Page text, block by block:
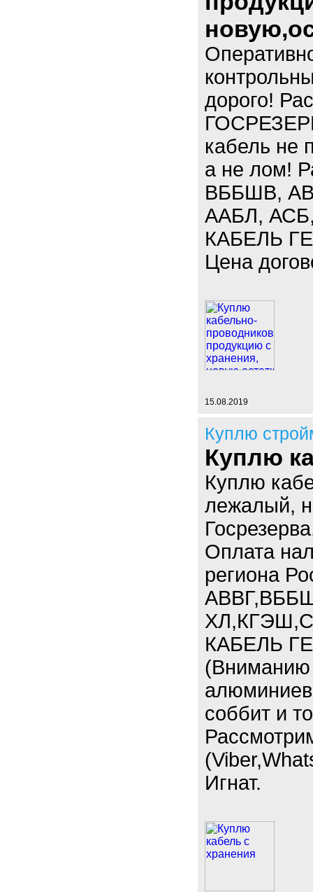
дорого!
кабель не
а не лом!
ВББШВ,
ААБЛ,
КАБЕЛЬ
Цена
15.08.2019
Куплю
Куплю
Куплю
лежалый,
Оплата
региона
КАБЕЛЬ
(Вниманию
соббит и
Игнат.